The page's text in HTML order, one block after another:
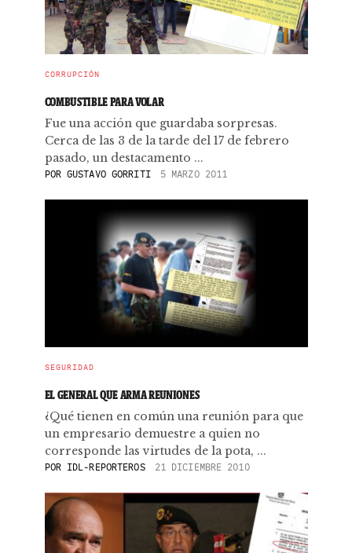
CORRUPCIÓN
COMBUSTIBLE PARA VOLAR
Fue una acción que guardaba sorpresas.
Cerca de las 3 de la tarde del 17 de febrero
pasado, un destacamento ...
POR GUSTAVO GORRITI 5 MARZO 2011
SEGURIDAD
EL GENERAL QUE ARMA REUNIONES
¿Qué tienen en común una reunión para que
un empresario demuestre a quien no
corresponde las virtudes de la pota, ...
POR IDL-REPORTEROS 21 DICIEMBRE 2010